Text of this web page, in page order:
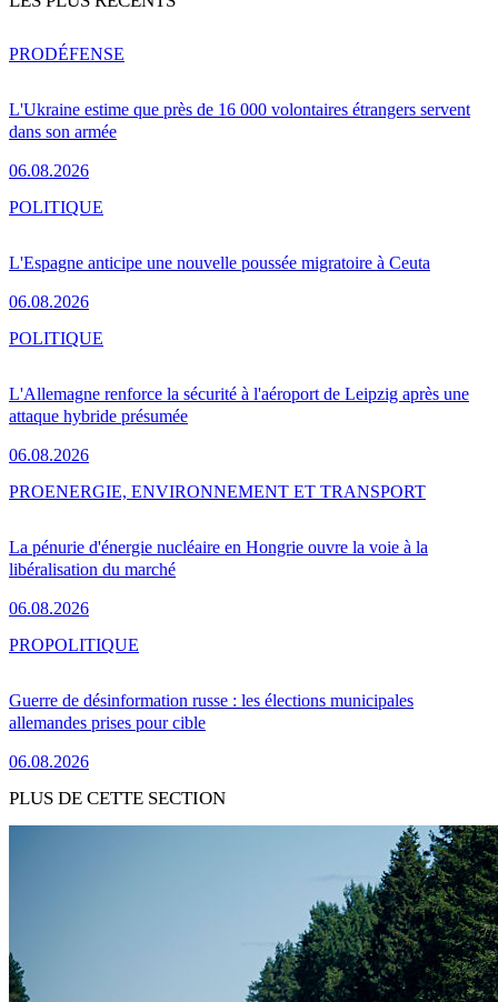
L'Ukraine estime que près de 16 000 volontaires étrangers servent
dans son armée
06.08.2026
PRODÉFENSE
L'Espagne anticipe une nouvelle poussée migratoire à Ceuta
06.08.2026
POLITIQUE
L'Allemagne renforce la sécurité à l'aéroport de Leipzig après une
attaque hybride présumée
06.08.2026
POLITIQUE
La pénurie d'énergie nucléaire en Hongrie ouvre la voie à la
libéralisation du marché
06.08.2026
PROENERGIE, ENVIRONNEMENT ET TRANSPORT
Guerre de désinformation russe : les élections municipales
allemandes prises pour cible
06.08.2026
PROPOLITIQUE
PLUS DE CETTE SECTION